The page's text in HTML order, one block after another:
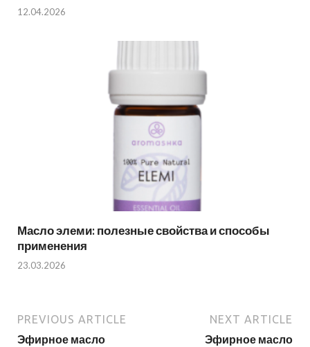
12.04.2026
Масло элеми: полезные свойства и способы
применения
23.03.2026
PREVIOUS ARTICLE
Эфирное масло
NEXT ARTICLE
Эфирное масло